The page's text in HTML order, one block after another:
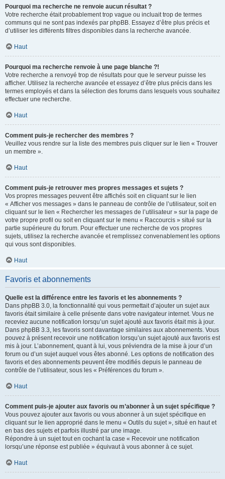
Pourquoi ma recherche ne renvoie aucun résultat ?
Votre recherche était probablement trop vague ou incluait trop de termes
communs qui ne sont pas indexés par phpBB. Essayez d’être plus précis et
d’utiliser les différents filtres disponibles dans la recherche avancée.
Haut
Pourquoi ma recherche renvoie à une page blanche ?!
Votre recherche a renvoyé trop de résultats pour que le serveur puisse les
afficher. Utilisez la recherche avancée et essayez d’être plus précis dans les
termes employés et dans la sélection des forums dans lesquels vous souhaitez
effectuer une recherche.
Haut
Comment puis-je rechercher des membres ?
Veuillez vous rendre sur la liste des membres puis cliquer sur le lien « Trouver
un membre ».
Haut
Comment puis-je retrouver mes propres messages et sujets ?
Vos propres messages peuvent être affichés soit en cliquant sur le lien
« Afficher vos messages » dans le panneau de contrôle de l’utilisateur, soit en
cliquant sur le lien « Rechercher les messages de l’utilisateur » sur la page de
votre propre profil ou soit en cliquant sur le menu « Raccourcis » situé sur la
partie supérieure du forum. Pour effectuer une recherche de vos propres
sujets, utilisez la recherche avancée et remplissez convenablement les options
qui vous sont disponibles.
Haut
Favoris et abonnements
Quelle est la différence entre les favoris et les abonnements ?
Dans phpBB 3.0, la fonctionnalité qui vous permettait d’ajouter un sujet aux
favoris était similaire à celle présente dans votre navigateur internet. Vous ne
receviez aucune notification lorsqu’un sujet ajouté aux favoris était mis à jour.
Dans phpBB 3.3, les favoris sont davantage similaires aux abonnements. Vous
pouvez à présent recevoir une notification lorsqu’un sujet ajouté aux favoris est
mis à jour. L’abonnement, quant à lui, vous préviendra de la mise à jour d’un
forum ou d’un sujet auquel vous êtes abonné. Les options de notification des
favoris et des abonnements peuvent être modifiés depuis le panneau de
contrôle de l’utilisateur, sous les « Préférences du forum ».
Haut
Comment puis-je ajouter aux favoris ou m’abonner à un sujet spécifique ?
Vous pouvez ajouter aux favoris ou vous abonner à un sujet spécifique en
cliquant sur le lien approprié dans le menu « Outils du sujet », situé en haut et
en bas des sujets et parfois illustré par une image.
Répondre à un sujet tout en cochant la case « Recevoir une notification
lorsqu’une réponse est publiée » équivaut à vous abonner à ce sujet.
Haut